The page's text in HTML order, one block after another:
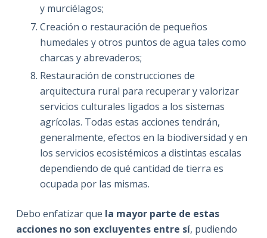
y murciélagos;
Creación o restauración de pequeños
humedales y otros puntos de agua tales como
charcas y abrevaderos;
Restauración de construcciones de
arquitectura rural para recuperar y valorizar
servicios culturales ligados a los sistemas
agrícolas. Todas estas acciones tendrán,
generalmente, efectos en la biodiversidad y en
los servicios ecosistémicos a distintas escalas
dependiendo de qué cantidad de tierra es
ocupada por las mismas.
Debo enfatizar que la mayor parte de estas
acciones no son excluyentes entre sí, pudiendo